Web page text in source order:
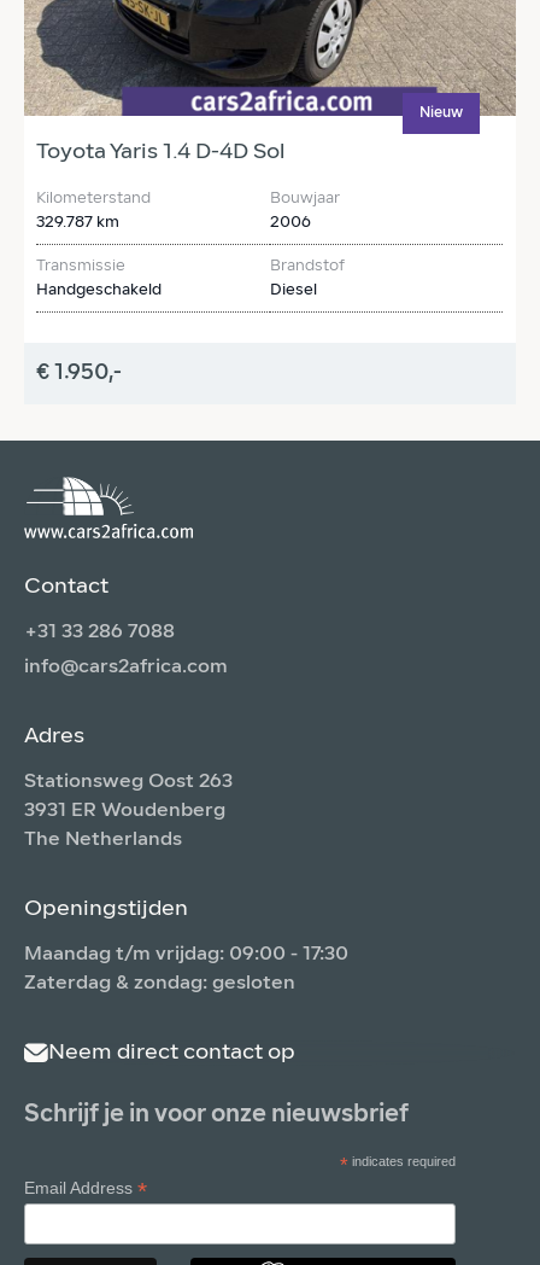
Nieuw
Toyota Yaris 1.4 D-4D Sol
Kilometerstand
329.787 km
Bouwjaar
2006
Transmissie
Handgeschakeld
Brandstof
Diesel
€ 1.950,-
Contact
+31 33 286 7088
info@cars2africa.com
Adres
Stationsweg Oost 263
3931 ER Woudenberg
The Netherlands
Openingstijden
Maandag t/m vrijdag: 09:00 - 17:30
Zaterdag & zondag: gesloten
Neem direct contact op
Schrijf je in voor onze nieuwsbrief
*indicates required
Email Address*